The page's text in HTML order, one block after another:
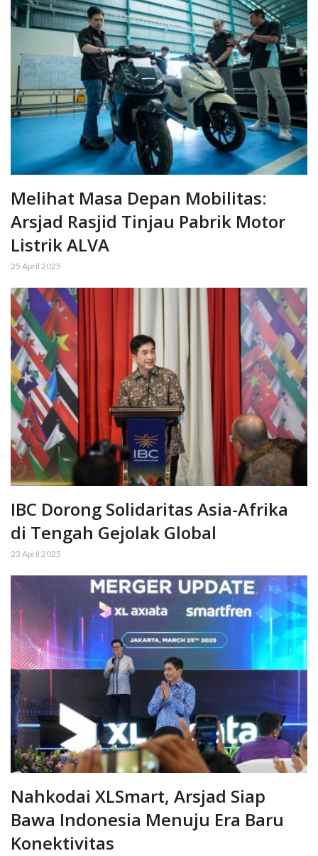
Melihat Masa Depan Mobilitas:
Arsjad Rasjid Tinjau Pabrik Motor
Listrik ALVA
25 April 2025
IBC Dorong Solidaritas Asia-Afrika
di Tengah Gejolak Global
23 April 2025
Nahkodai XLSmart, Arsjad Siap
Bawa Indonesia Menuju Era Baru
Konektivitas